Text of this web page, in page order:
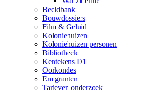
Beeldbank
Bouwdossiers
Film & Geluid
Koloniehuizen
Koloniehuizen personen
Bibliotheek
Kentekens D1
Oorkondes
Emigranten
Tarieven onderzoek